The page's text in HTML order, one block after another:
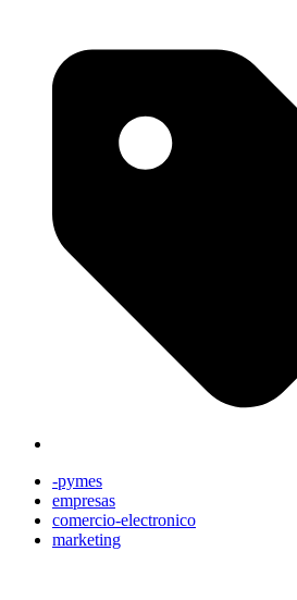
-pymes
empresas
comercio-electronico
marketing